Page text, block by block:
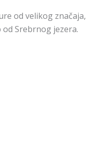
od velikog značaja,
Srebrnog jezera.